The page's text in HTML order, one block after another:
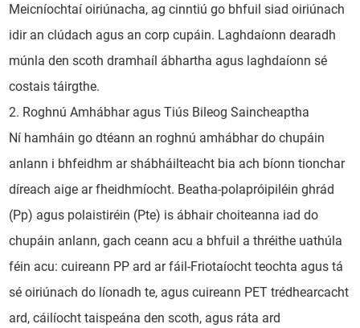
Meicníochtaí oiriúnacha, ag cinntiú go bhfuil siad oiriúnach
idir an clúdach agus an corp cupáin. Laghdaíonn dearadh
múnla den scoth dramhaíl ábhartha agus laghdaíonn sé
costais táirgthe.
2. Roghnú Amhábhar agus Tiús Bileog Saincheaptha
Ní hamháin go dtéann an roghnú amhábhar do chupáin
anlann i bhfeidhm ar shábháilteacht bia ach bíonn tionchar
díreach aige ar fheidhmíocht. Beatha-polapróipiléin ghrád
(Pp) agus polaistiréin (Pte) is ábhair choiteanna iad do
chupáin anlann, gach ceann acu a bhfuil a thréithe uathúla
féin acu: cuireann PP ard ar fáil-Friotaíocht teochta agus tá
sé oiriúnach do líonadh te, agus cuireann PET trédhearcacht
ard, cáilíocht taispeána den scoth, agus ráta ard